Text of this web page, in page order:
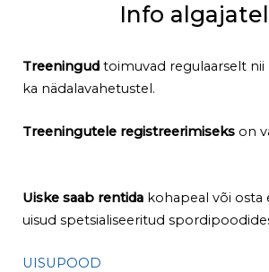
Info
Treeningud toimuvad regulaarselt nii
ka nädalavahetustel.
Treeningutele registreerimiseks on
Uiske saab rentida kohapeal või osta
uisud spetsialiseeritud
UISUPOOD